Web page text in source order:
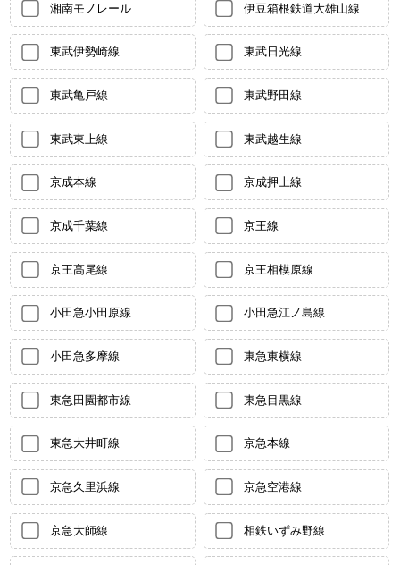
湘南モノレール 伊豆箱根鉄道大雄山線
東武伊勢崎線 東武日光線
東武亀戸線 東武野田線
東武東上線 東武越生線
京成本線 京成押上線
京成千葉線 京王線
京王高尾線 京王相模原線
小田急小田原線 小田急江ノ島線
小田急多摩線 東急東横線
東急田園都市線 東急目黒線
東急大井町線 京急本線
京急久里浜線 京急空港線
京急大師線 相鉄いずみ野線